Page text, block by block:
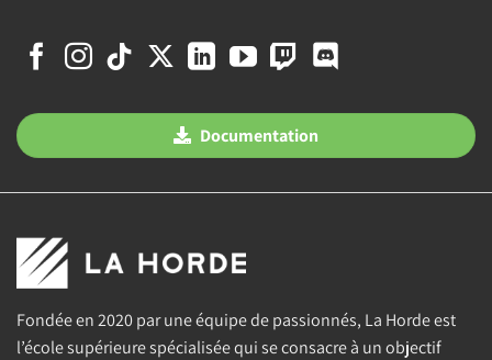
Documentation
Fondée en 2020 par une équipe de passionnés, La Horde est
l’école supérieure spécialisée qui se consacre à un objectif